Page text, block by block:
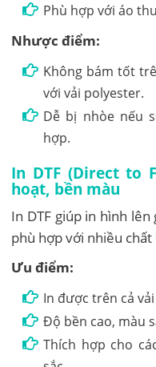
Phù hợp với áo
Nhược điểm:
Không bám tốt
với vải polyester.
Dễ bị nhòe nếu
hợp.
In DTF (Direct to
hoạt, bền màu
In DTF giúp in hình
phù hợp với nhiều
Ưu điểm:
In được trên cả
Độ bền cao, màu
Thích hợp cho